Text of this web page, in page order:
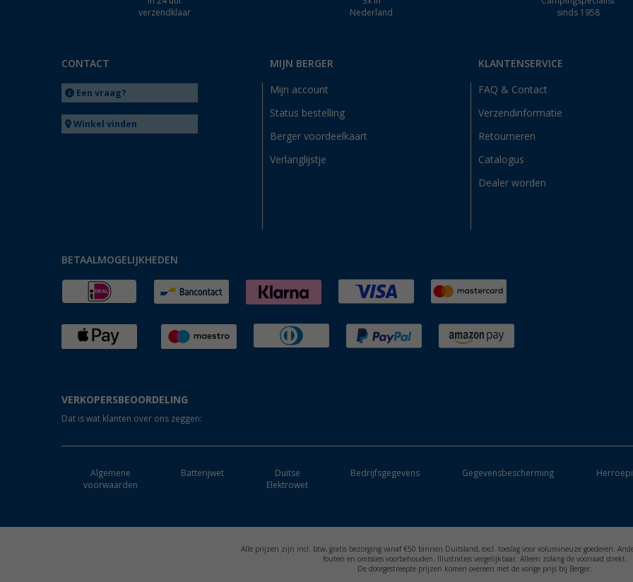
verzendklaar
Nederland
sinds 1958
CONTACT
Een vraag?
Winkel vinden
MIJN BERGER
Mijn account
Status bestelling
Berger voordeelkaart
Verlanglijstje
KLANTENSERVICE
FAQ & Contact
Verzendinformatie
Retourneren
Catalogus
Dealer worden
BETAALMOGELIJKHEDEN
VERKOPERSBEOORDELING
Dat is wat klanten over ons zeggen:
Algemene
voorwaarden
Batterijwet
Duitse
Elektrowet
Bedrijfsgegevens Gegevensbescherming
Alle prijzen zijn incl. btw, gratis bezorging vanaf €50 binnen Duitsland, excl. toeslag voor volumineuze goederen.
fouten en omissies voorbehouden. Illustraties vergelijkbaar. Alleen zolang de voorraad strekt.
De doorgestreepte prijzen komen overeen met de vorige prijs bij Berger.